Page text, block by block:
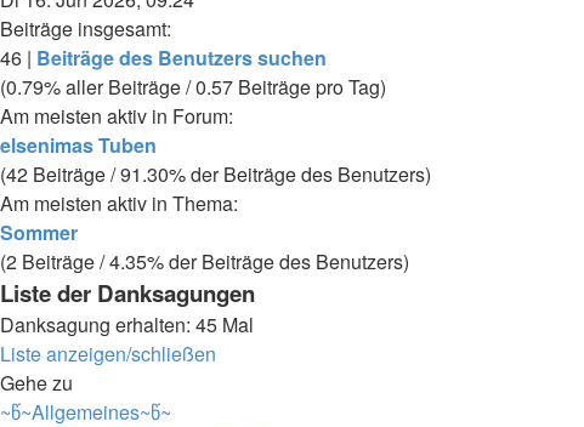
Beiträge insgesamt:
46 | Beiträge des Benutzers suchen
(0.79% aller Beiträge / 0.57 Beiträge pro Tag)
Am meisten aktiv in Forum:
elsenimas Tuben
(42 Beiträge / 91.30% der Beiträge des Benutzers)
Am meisten aktiv in Thema:
Sommer
(2 Beiträge / 4.35% der Beiträge des Benutzers)
Liste der Danksagungen
Danksagung erhalten: 45 Mal
Liste anzeigen/schließen
Gehe zu
~წ~Allgemeines~წ~